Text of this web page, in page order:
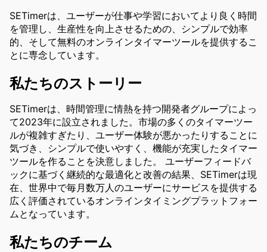
SETimerは、ユーザーが仕事や学習においてより良く時間
を管理し、生産性を向上させるための、シンプルで効率
的、そして無料のオンラインタイマーツールを提供するこ
とに専念しています。
私たちのストーリー
SETimerは、時間管理に情熱を持つ開発者グループによっ
て2023年に設立されました。市場の多くのタイマーツー
ルが複雑すぎたり、ユーザー体験が悪かったりすることに
気づき、シンプルで使いやすく、機能が充実したタイマー
ツールを作ることを決意しました。 ユーザーフィードバ
ックに基づく継続的な最適化と改善の結果、SETimerは現
在、世界中で毎月数万人のユーザーにサービスを提供する
広く評価されているオンラインタイミングプラットフォー
ムとなっています。
私たちのチーム